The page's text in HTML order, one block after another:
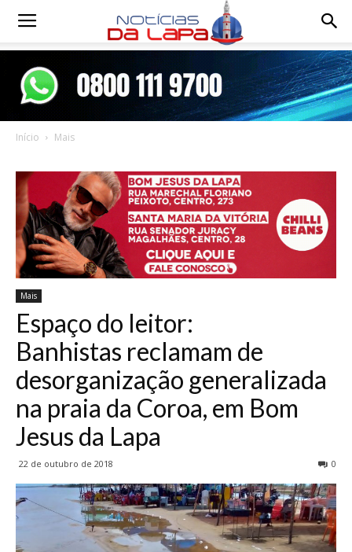
Notícias
Início Mais
Mais
Espaço do leitor:
Banhistas reclamam de
desorganização generalizada
na praia da Coroa, em Bom
Jesus da Lapa
22 de outubro de 2018 0